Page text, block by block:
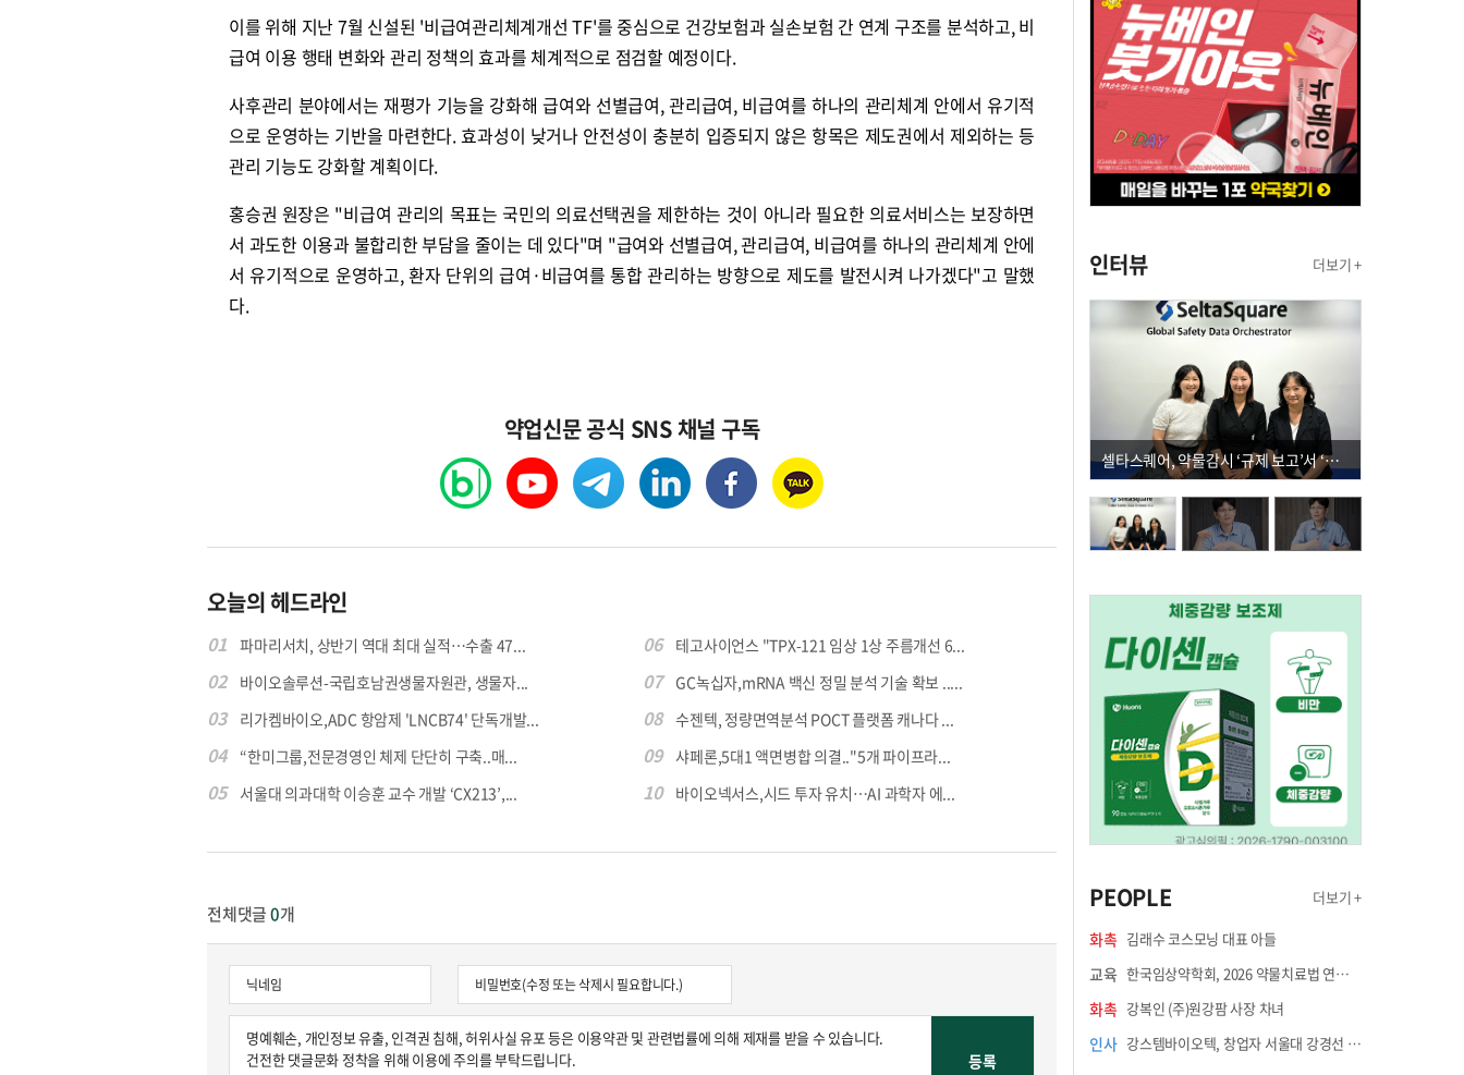
이를 위해 지난 7월 신설된 '비급여관리체계개선 TF'를 중심으로 건강보험과 실손보험 간 연계 구조를 분석하고, 비
급여 이용 행태 변화와 관리 정책의 효과를 체계적으로 점검할 예정이다.
사후관리 분야에서는 재평가 기능을 강화해 급여와 선별급여, 관리급여, 비급여를 하나의 관리체계 안에서 유기적
으로 운영하는 기반을 마련한다. 효과성이 낮거나 안전성이 충분히 입증되지 않은 항목은 제도권에서 제외하는 등
관리 기능도 강화할 계획이다.
홍승권 원장은 "비급여 관리의 목표는 국민의 의료선택권을 제한하는 것이 아니라 필요한 의료서비스는 보장하면
서 과도한 이용과 불합리한 부담을 줄이는 데 있다"며 "급여와 선별급여, 관리급여, 비급여를 하나의 관리체계 안에
서 유기적으로 운영하고, 환자 단위의 급여·비급여를 통합 관리하는 방향으로 제도를 발전시켜 나가겠다"고 말했
다.
약업신문 공식 SNS 채널 구독
오늘의 헤드라인
01 파마리서치, 상반기 역대 최대 실적…수출 47...
02 바이오솔루션-국립호남권생물자원관, 생물자...
03 리가켐바이오,ADC 항암제 'LNCB74' 단독개발...
04 “한미그룹,전문경영인 체제 단단히 구축..매...
05 서울대 의과대학 이승훈 교수 개발 ‘CX213’,...
06 테고사이언스 "TPX-121 임상 1상 주름개선 6...
07 GC녹십자,mRNA 백신 정밀 분석 기술 확보 .....
08 수젠텍, 정량면역분석 POCT 플랫폼 캐나다 ...
09 샤페론,5대1 액면병합 의결.."5개 파이프라...
10 바이오넥서스,시드 투자 유치…AI 과학자 에...
전체댓글0개
인터뷰 더보기 +
셀타스퀘어, 약물감시 ‘규제 보고’서 ‘데이터 의사결정’으로 "PVX 전환 요구 커진다"
PEOPLE 더보기 +
화촉 김래수 코스모닝 대표 아들
교육 한국임상약학회, 2026 약물치료법 연수강좌 8월 21일 개최
화촉 강복인 (주)원강팜 사장 차녀
인사 강스템바이오텍, 창업자 서울대 강경선 교수 최고과학책임자 선임